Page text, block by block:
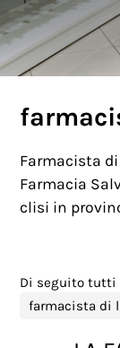
Farmacista
Farmacia
clisi in
Di seguito tutti
farmacista di